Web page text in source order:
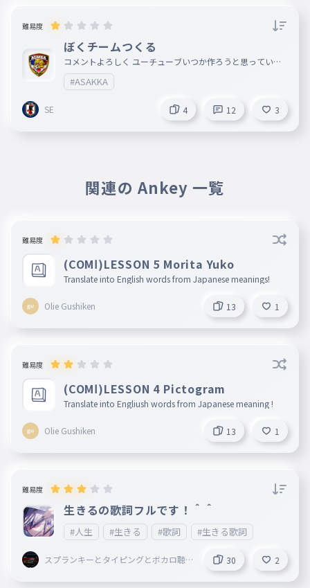
難易度
ぼくチームつくる
コメントよろしく ユーチューブいつか作ろうと思っていま
す 本拠地パドレhttps://padlet.com/s2021079_34/padlet-1
qk8erawq3fwxgpo 中学1年になったらユーチューブやる予
定なのでその時は学校のパソコンじゃなくて自分のパソコン
でやります だから日本代表じゃなくなったかもしれないか
らそのときはゴメンでも多分名前は変えないと思います ち
なみに副リーダとかは仕事が早く行く人とかです ちなみに
夏休み中は2時半までイます それ以降は無理です
#ASAKKA
SE 4 12 3
関連の Ankey 一覧
難易度
(COMⅠ)LESSON 5 Morita Yuko
Translate into English words from Japanese meanings!
Olie Gushiken 13 1
難易度
(COMⅠ)LESSON 4 Pictogram
Translate into Engliush words from Japanese meaning !
Olie Gushiken 13 1
難易度
生きるの歌詞フルです！＾＾
#人生 #生きる #歌詞 #生きる歌詞
スプランキーとタイピングとボカロ聴
30 2